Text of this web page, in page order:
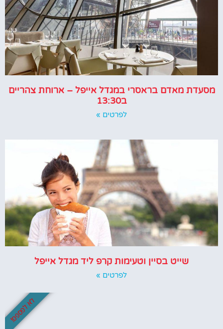
מסעדת מאדם בראסרי במגדל אייפל – ארוחת צהריים
ב13:30
לפרטים »
שייט בסיין וטעימות קרפ ליד מגדל אייפל
לפרטים »
לא לפספס!